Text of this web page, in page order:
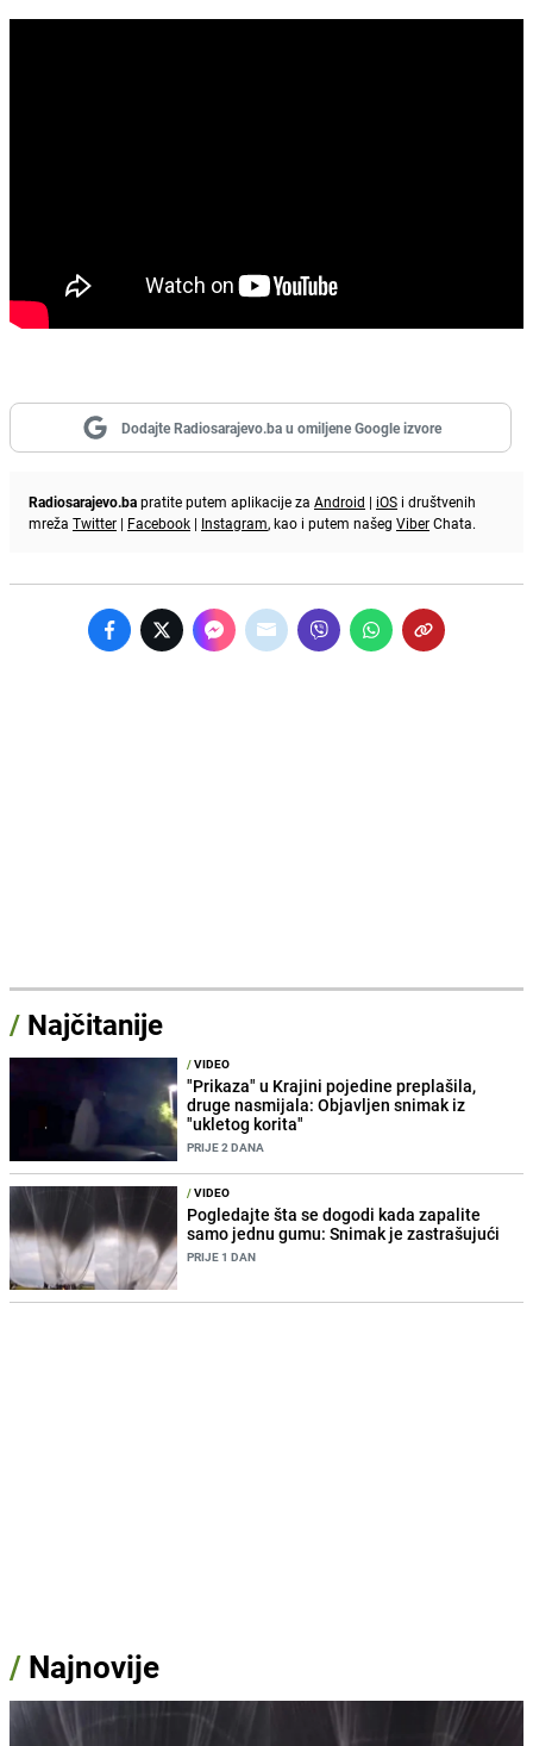
Dodajte Radiosarajevo.ba u omiljene Google izvore
Radiosarajevo.bapratite putem aplikacije za Android | iOS i društvenih
mreža Twitter | Facebook | Instagram, kao i putem našeg ViberChata.
/ Najčitanije
/VIDEO
"Prikaza" u Krajini pojedine preplašila,
druge nasmijala: Objavljen snimak iz
"ukletog korita"
PRIJE 2 DANA
/VIDEO
Pogledajte šta se dogodi kada zapalite
samo jednu gumu: Snimak je zastrašujući
PRIJE 1 DAN
/ Najnovije